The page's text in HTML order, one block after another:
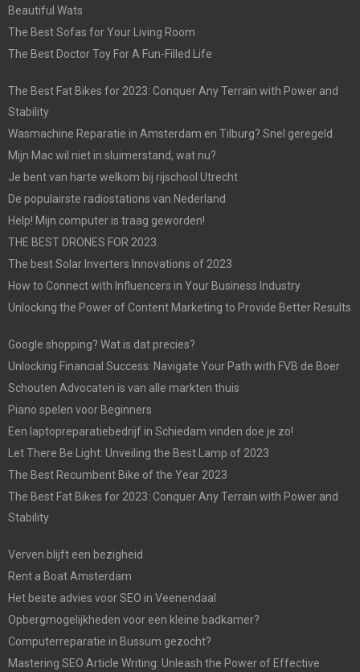
Beautiful Wats
The Best Sofas for Your Living Room
The Best Doctor Toy For A Fun-Filled Life
The Best Fat Bikes for 2023: Conquer Any Terrain with Power and
Stability
Wasmachine Reparatie in Amsterdam en Tilburg? Snel geregeld.
Mijn Mac wil niet in sluimerstand, wat nu?
Je bent van harte welkom bij rijschool Utrecht
De populairste radiostations van Nederland
Help! Mijn computer is traag geworden!
THE BEST DRONES FOR 2023.
The best Solar Inverters Innovations of 2023
How to Connect with Influencers in Your Business Industry
Unlocking the Power of Content Marketing to Provide Better Results
Google shopping? Wat is dat precies?
Unlocking Financial Success: Navigate Your Path with FVB de Boer
Schouten Advocaten is van alle markten thuis
Piano spelen voor Beginners
Een laptopreparatiebedrijf in Schiedam vinden doe je zo!
Let There Be Light: Unveiling the Best Lamp of 2023
The Best Recumbent Bike of the Year 2023
The Best Fat Bikes for 2023: Conquer Any Terrain with Power and
Stability
Verven blijft een bezigheid
Rent a Boat Amsterdam
Het beste advies voor SEO in Veenendaal
Opbergmogelijkheden voor een kleine badkamer?
Computerreparatie in Bussum gezocht?
Mastering SEO Article Writing: Unleash the Power of Effective